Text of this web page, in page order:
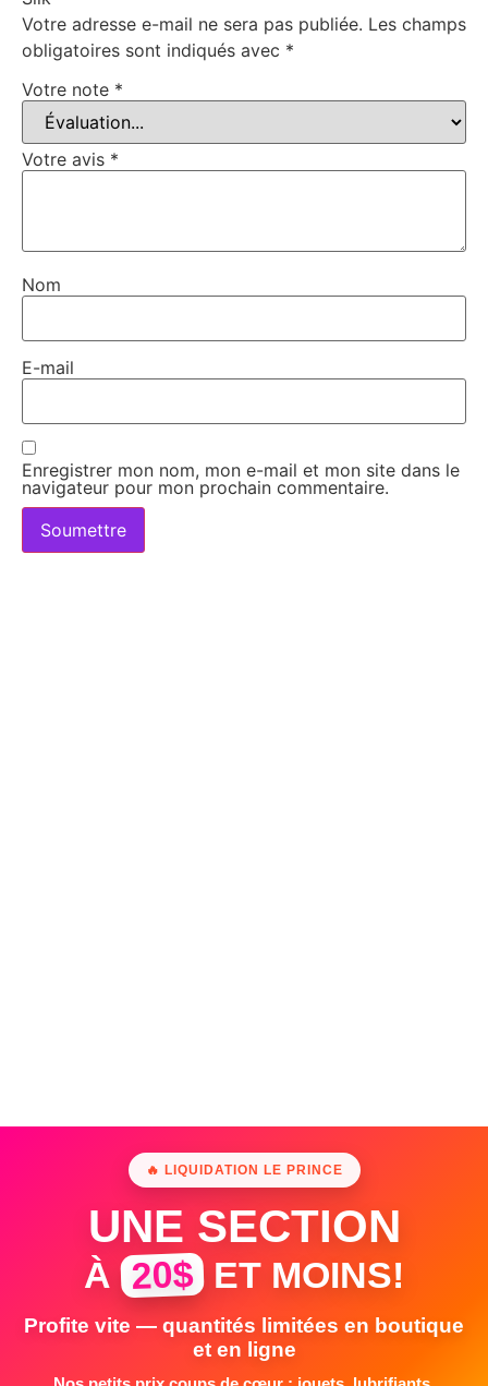
Votre adresse e-mail ne sera pas publiée. Les champs
obligatoires sont indiqués avec *
Votre note *
Votre avis *
Nom
E-mail
Enregistrer mon nom, mon e-mail et mon site dans le
navigateur pour mon prochain commentaire.
🔥 LIQUIDATION LE PRINCE
UNE SECTION
À 20$ ET MOINS!
Profite vite — quantités limitées en boutique
et en ligne